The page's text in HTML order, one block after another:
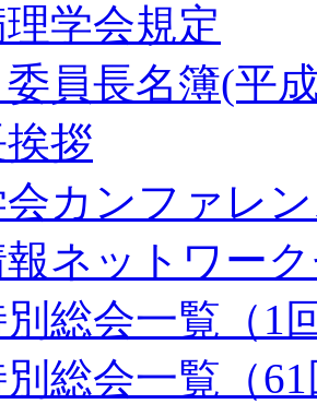
理学会規定
員長名簿(平
拶
カンファレ
ネットワー
総会一覧（1
総会一覧（